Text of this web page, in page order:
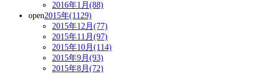
2016年1月(88)
open2015年(1129)
2015年12月(77)
2015年11月(97)
2015年10月(114)
2015年9月(93)
2015年8月(72)